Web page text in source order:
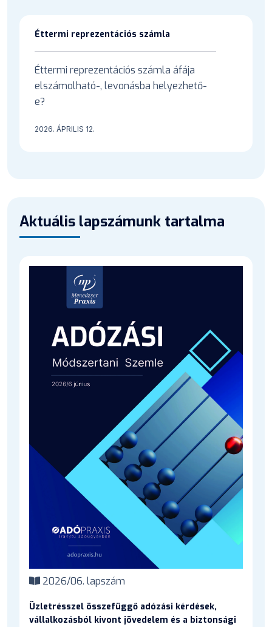
Éttermi reprezentációs számla
Éttermi reprezentációs számla áfája
elszámolható-, levonásba helyezhető-
e?
2026. ÁPRILIS 12.
Aktuális lapszámunk tartalma
2026/06. lapszám
Üzletrésszel összefüggő adózási kérdések,
vállalkozásból kivont jövedelem és a biztonsági